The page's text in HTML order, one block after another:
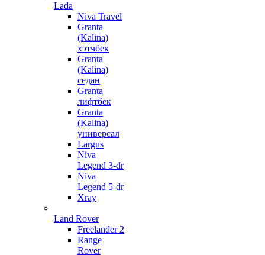
Lada
Niva Travel
Granta
(Kalina)
хэтчбек
Granta
(Kalina)
седан
Granta
лифтбек
Granta
(Kalina)
универсал
Largus
Niva
Legend 3-dr
Niva
Legend 5-dr
Xray
Land Rover
Freelander 2
Range
Rover